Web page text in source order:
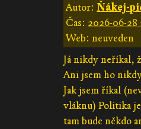
Autor:Ňákej-
Čas: 2026-06-28
Web: neuveden
Já nikdy neříkal,
Ani jsem ho
Jak jsem říkal
vláknu) Politika
tam bude někdo